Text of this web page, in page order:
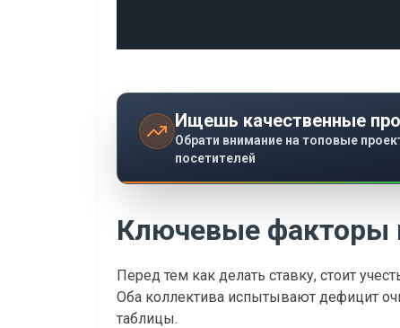
Ищешь качественные
Обрати внимание на топовые
посетителей
Ключевые факторы
Перед тем как делать ставку, стоит
Оба коллектива испытывают дефицит
таблицы.